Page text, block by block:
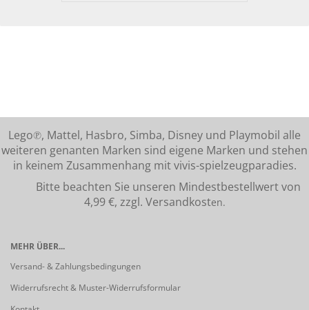
Lego℗, Mattel, Hasbro, Simba, Disney und Playmobil alle
weiteren genanten Marken sind eigene Marken und stehen
in keinem Zusammenhang mit vivis-spielzeugparadies.
Bitte beachten Sie unseren Mindestbestellwert von
4,99 €, zzgl. Versandkosten.
MEHR ÜBER...
Versand- & Zahlungsbedingungen
Widerrufsrecht & Muster-Widerrufsformular